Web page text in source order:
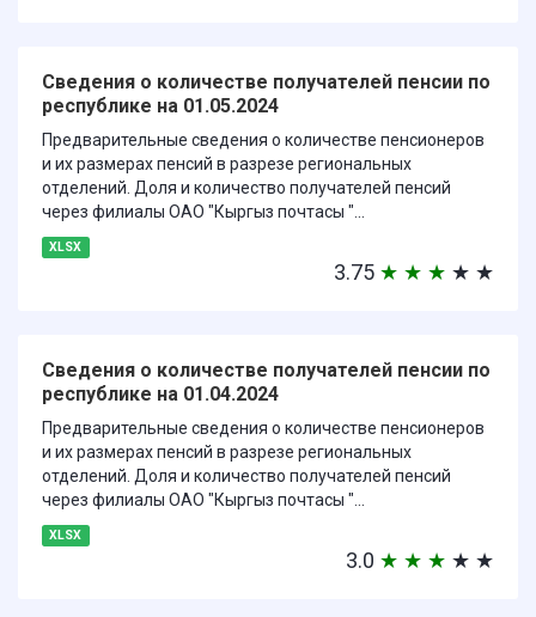
Сведения о количестве получателей пенсии по
республике на 01.05.2024
Предварительные сведения о количестве пенсионеров
и их размерах пенсий в разрезе региональных
отделений. Доля и количество получателей пенсий
через филиалы ОАО "Кыргыз почтасы "...
XLSX
3.75 ★ ★ ★ ★ ★
Сведения о количестве получателей пенсии по
республике на 01.04.2024
Предварительные сведения о количестве пенсионеров
и их размерах пенсий в разрезе региональных
отделений. Доля и количество получателей пенсий
через филиалы ОАО "Кыргыз почтасы "...
XLSX
3.0 ★ ★ ★ ★ ★